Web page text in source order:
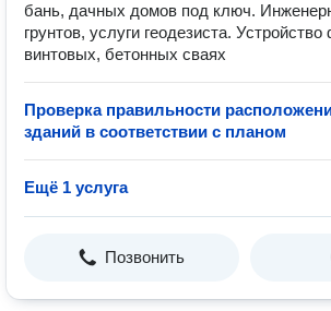
бань, дачных домов под ключ.
грунтов, услуги геодезиста.
винтовых, бетонных сваях
Проверка правильности
зданий в соответствии с планом
Ещё 1 услуга
Позвонить